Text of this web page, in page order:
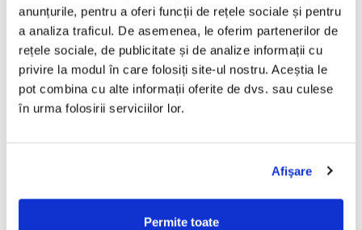
anunțurile, pentru a oferi funcții de rețele sociale și pentru
a analiza traficul. De asemenea, le oferim partenerilor de
rețele sociale, de publicitate și de analize informații cu
privire la modul în care folosiți site-ul nostru. Aceștia le
pot combina cu alte informații oferite de dvs. sau culese
în urma folosirii serviciilor lor.
Afişare
Permite toate
Gaz pe Foc – Lasă-mă Să Te
Iubesc (CASETA)
70,00 Lei
ADAUGA IN COS
Techno Dance Party (Made In
Romania) Vol 4 (Casetă Audio)
150,00 Lei
Vision (CASETA)